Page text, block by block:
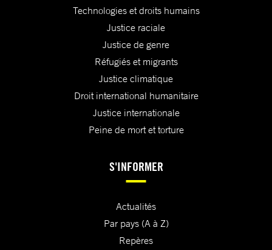
Technologies et droits humains
Justice raciale
Justice de genre
Réfugiés et migrants
Justice climatique
Droit international humanitaire
Justice internationale
Peine de mort et torture
S'INFORMER
Actualités
Par pays (A à Z)
Repères